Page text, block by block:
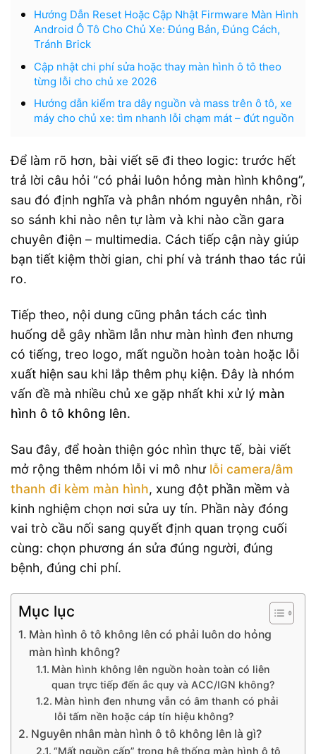
Hướng Dẫn Reset Hoặc Cập Nhật Firmware Màn Hình
Android Ô Tô Cho Chủ Xe: Đúng Bản, Đúng Cách,
Tránh Brick
Cập nhật chi phí sửa hoặc thay màn hình ô tô theo
từng lỗi cho chủ xe 2026
Hướng dẫn kiểm tra dây nguồn và mass trên ô tô, xe
máy cho chủ xe: tìm nhanh lỗi chạm mát – đứt nguồn
Để làm rõ hơn, bài viết sẽ đi theo logic: trước hết
trả lời câu hỏi “có phải luôn hỏng màn hình không”,
sau đó định nghĩa và phân nhóm nguyên nhân, rồi
so sánh khi nào nên tự làm và khi nào cần gara
chuyên điện – multimedia. Cách tiếp cận này giúp
bạn tiết kiệm thời gian, chi phí và tránh thao tác rủi
ro.
Tiếp theo, nội dung cũng phân tách các tình
huống dễ gây nhầm lẫn như màn hình đen nhưng
có tiếng, treo logo, mất nguồn hoàn toàn hoặc lỗi
xuất hiện sau khi lắp thêm phụ kiện. Đây là nhóm
vấn đề mà nhiều chủ xe gặp nhất khi xử lý màn
hình ô tô không lên.
Sau đây, để hoàn thiện góc nhìn thực tế, bài viết
mở rộng thêm nhóm lỗi vi mô như lỗi camera/âm
thanh đi kèm màn hình, xung đột phần mềm và
kinh nghiệm chọn nơi sửa uy tín. Phần này đóng
vai trò cầu nối sang quyết định quan trọng cuối
cùng: chọn phương án sửa đúng người, đúng
bệnh, đúng chi phí.
Mục lục
Màn hình ô tô không lên có phải luôn do hỏng
màn hình không?
Màn hình không lên nguồn hoàn toàn có liên
quan trực tiếp đến ắc quy và ACC/IGN không?
Màn hình đen nhưng vẫn có âm thanh có phải
lỗi tấm nền hoặc cáp tín hiệu không?
Nguyên nhân màn hình ô tô không lên là gì?
“Mất nguồn cấp” trong hệ thống màn hình ô tô